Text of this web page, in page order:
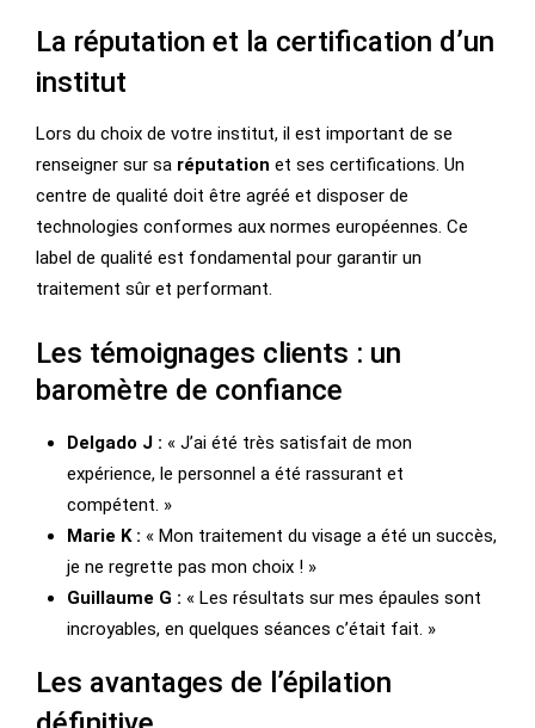
La réputation et la certification d’un
institut
Lors du choix de votre institut, il est important de se
renseigner sur sa réputation et ses certifications. Un
centre de qualité doit être agréé et disposer de
technologies conformes aux normes européennes. Ce
label de qualité est fondamental pour garantir un
traitement sûr et performant.
Les témoignages clients : un
baromètre de confiance
Delgado J : « J’ai été très satisfait de mon
expérience, le personnel a été rassurant et
compétent. »
Marie K : « Mon traitement du visage a été un succès,
je ne regrette pas mon choix ! »
Guillaume G : « Les résultats sur mes épaules sont
incroyables, en quelques séances c’était fait. »
Les avantages de l’épilation